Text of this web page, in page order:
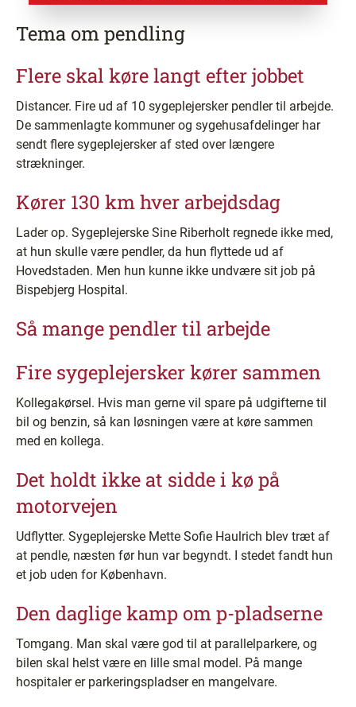
Tema om pendling
Flere skal køre langt efter jobbet
Distancer. Fire ud af 10 sygeplejersker pendler til arbejde.
De sammenlagte kommuner og sygehusafdelinger har
sendt flere sygeplejersker af sted over længere
strækninger.
Kører 130 km hver arbejdsdag
Lader op. Sygeplejerske Sine Riberholt regnede ikke med,
at hun skulle være pendler, da hun flyttede ud af
Hovedstaden. Men hun kunne ikke undvære sit job på
Bispebjerg Hospital.
Så mange pendler til arbejde
Fire sygeplejersker kører sammen
Kollegakørsel. Hvis man gerne vil spare på udgifterne til
bil og benzin, så kan løsningen være at køre sammen
med en kollega.
Det holdt ikke at sidde i kø på
motorvejen
Udflytter. Sygeplejerske Mette Sofie Haulrich blev træt af
at pendle, næsten før hun var begyndt. I stedet fandt hun
et job uden for København.
Den daglige kamp om p-pladserne
Tomgang. Man skal være god til at parallelparkere, og
bilen skal helst være en lille smal model. På mange
hospitaler er parkeringspladser en mangelvare.